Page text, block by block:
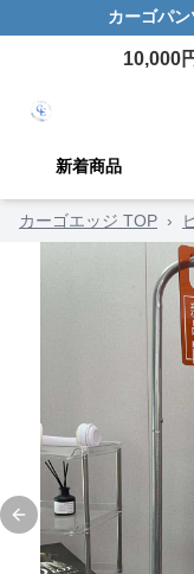
カーゴパン
10,000
新着商品
カーゴエッジ TOP ›
Previous slide